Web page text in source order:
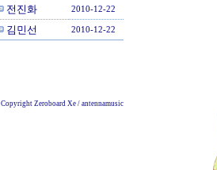
전진화 2010-12-22
김민선 2010-12-22
Copyright Zeroboard Xe / antennamusic